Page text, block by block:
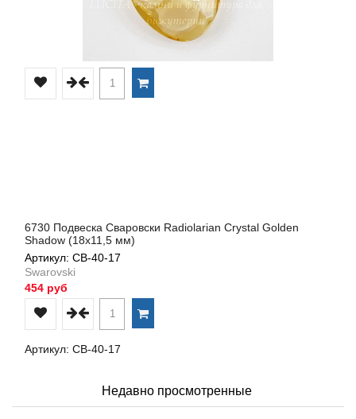
6730 Подвеска Сваровски Radiolarian Crystal Golden
Shadow (18х11,5 мм)
Артикул: СВ-40-17
Swarovski
454 руб
Артикул: СВ-40-17
Недавно просмотренные